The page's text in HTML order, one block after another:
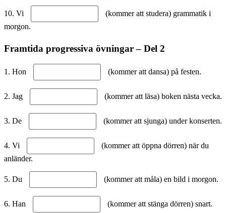
10. Vi
(kommer att studera) grammatik i
morgon.
Framtida progressiva övningar – Del 2
1. Hon (kommer att dansa) på festen.
2. Jag (kommer att läsa) boken nästa vecka.
3. De (kommer att sjunga) under konserten.
4. Vi
(kommer att öppna dörren) när du
anländer.
5. Du (kommer att måla) en bild i morgon.
6. Han (kommer att stänga dörren) snart.